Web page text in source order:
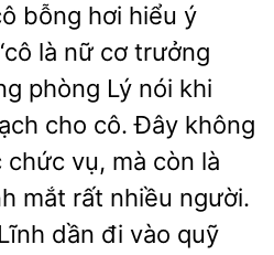
bỗng hơi hiểu ý
là nữ cơ trưởng
phòng Lý nói khi
cho cô. Đây không
vụ, mà còn là
mắt rất nhiều người.
dần đi vào quỹ